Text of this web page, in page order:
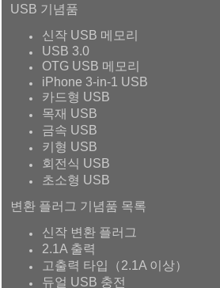
USB 기념품
신작 USB 메모리
USB 3.0
OTG USB 메모리
iPhone 3-in-1 USB
카드형 USB
목재 USB
금속 USB
키형 USB
회전식 USB
초소형 USB
변환 플러그 기념품 목록
신작 변환 플러그
2.1A 출력
고출력 타입（2.1A 이상）
듀얼 USB 충전